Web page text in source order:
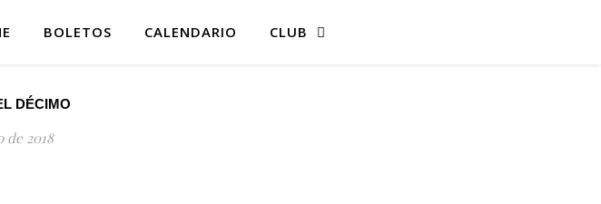
BOLETOS CALENDARIO CLUB
DÉCIMO
de 2018